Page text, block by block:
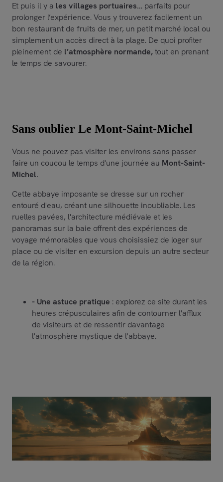
Et puis il y a les villages portuaires… parfaits pour
prolonger l’expérience. Vous y trouverez facilement un
bon restaurant de fruits de mer, un petit marché local ou
simplement un accès direct à la plage. De quoi profiter
pleinement de l’atmosphère normande,tout en prenant
le temps de savourer.
Sans oublier Le Mont-Saint-Michel
Vous ne pouvez pas visiter les environs sans passer
faire un coucou le temps d'une journée au Mont-Saint-
Michel.
Cette abbaye imposante se dresse sur un rocher
entouré d'eau, créant une silhouette inoubliable. Les
ruelles pavées, l'architecture médiévale et les
panoramas sur la baie offrent des expériences de
voyage mémorables que vous choisissiez de loger sur
place ou de visiter en excursion depuis un autre secteur
de la région.
- Une astuce pratique : explorez ce site durant les
heures crépusculaires afin de contourner l'afflux
de visiteurs et de ressentir davantage
l'atmosphère mystique de l'abbaye.